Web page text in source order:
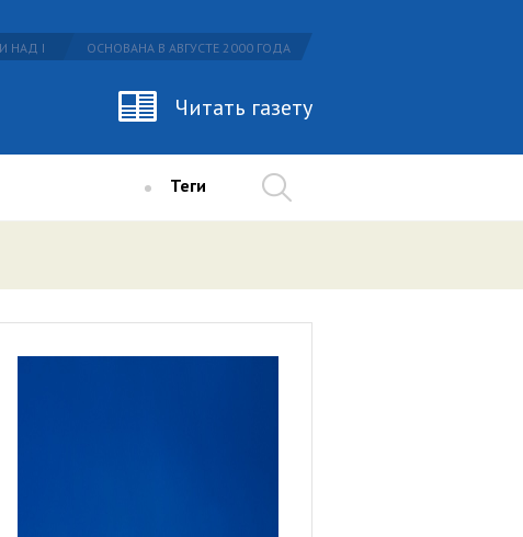
НАД I ОСНОВАНА В АВГУСТЕ 2000 ГОДА
Читать газету
Теги